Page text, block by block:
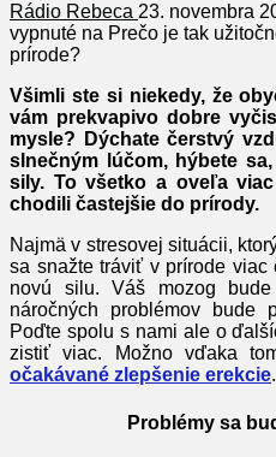
Rádio Rebeca 23. novembra
vypnuté na Prečo je tak
prírode?
Všimli ste si niekedy, že
vám prekvapivo dobre
mysle? Dýchate čerstvý
slnečným lúčom, hýbete
sily. To všetko a oveľa
chodili častejšie do prírody.
Najmä v stresovej situácii,
sa snažte tráviť v prírode viac
novú silu. Váš mozog
náročných problémov bude
Poďte spolu s nami ale o
zistiť viac. Možno vďaka
očakávané zlepšenie erekcie.
Problémy sa